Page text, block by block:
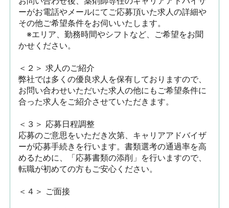
ーがお電話やメールにてご応募頂いた求人の詳細や
その他ご希望条件をお伺いいたします。
※エリア、勤務時間やシフトなど、ご希望をお聞
かせください。
＜２＞ 求人のご紹介
弊社では多くの優良求人を保有しておりますので、
お問い合わせいただいた求人の他にもご希望条件に
合った求人をご紹介させていただきます。
＜３＞ 応募日程調整
応募のご意思をいただき次第、キャリアアドバイザ
ーが応募手続きを行います。書類選考の通過率を高
めるために、「応募書類の添削」を行いますので、
転職が初めての方もご安心ください。
＜４＞ ご面接